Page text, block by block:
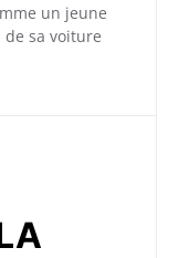
un jeune
sa voiture